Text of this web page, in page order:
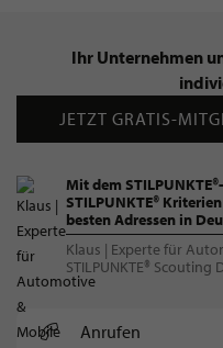
Ihr Unternehmen
JETZT GRATIS-
Mit dem
STILPUNKTE®
besten Adressen in
Klaus | Experte für
STILPUNKTE® Scouting
Anrufen